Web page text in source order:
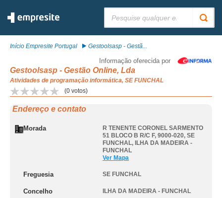
Início Empresite Portugal Gestoolsasp - Gestã...
Informação oferecida por
Gestoolsasp - Gestão Online, Lda
Atividades de programação informática, SE FUNCHAL
(0 votos)
Endereço e contato
Morada
R TENENTE CORONEL SARMENTO
51 BLOCO B R/C F, 9000-020, SE
FUNCHAL, ILHA DA MADEIRA -
FUNCHAL
Ver Mapa
Freguesia SE FUNCHAL
Concelho ILHA DA MADEIRA - FUNCHAL